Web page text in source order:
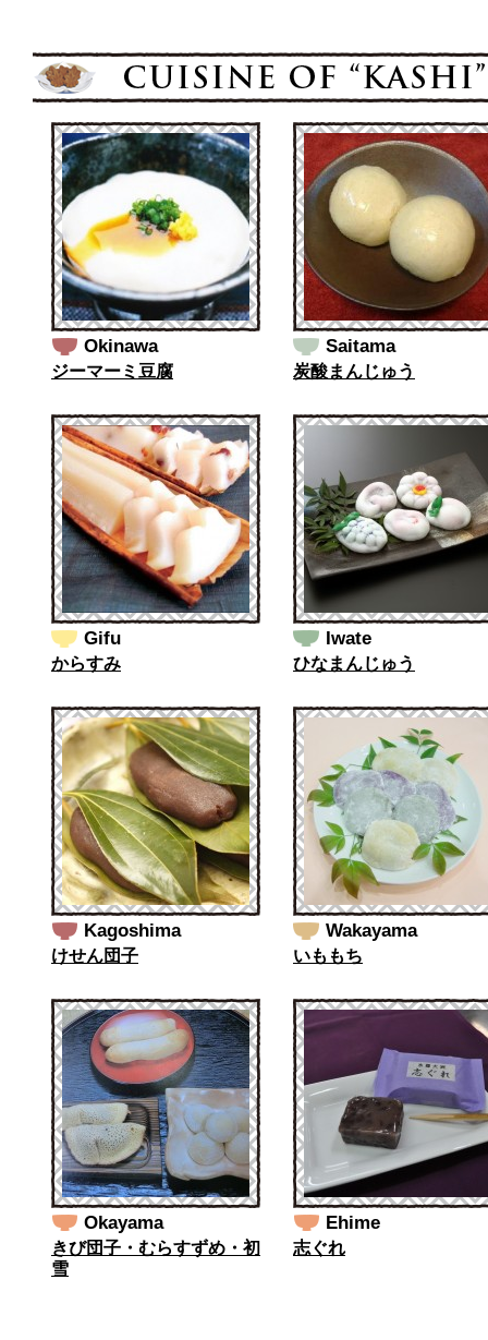
Okinawa
ジーマーミ豆腐
Saitama
炭酸まんじゅう
Gifu
からすみ
Iwate
ひなまんじゅう
Kagoshima
けせん団子
Wakayama
いももち
Okayama
きび団子・むらすずめ・初
雪
Ehime
志ぐれ